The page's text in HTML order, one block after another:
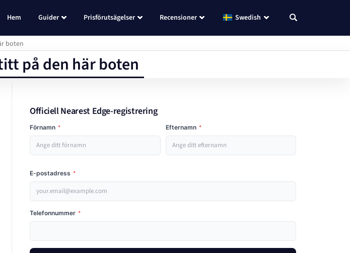
Hem Guider Prisförutsägelser Recensioner Swedish
boten
på den här boten
Officiell Nearest Edge-registrering
Förnamn * Efternamn *
E-postadress *
Telefonnummer *